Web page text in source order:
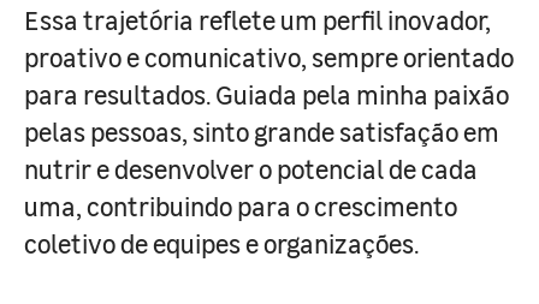
Essa trajetória reflete um perfil inovador,
proativo e comunicativo, sempre orientado
para resultados. Guiada pela minha paixão
pelas pessoas, sinto grande satisfação em
nutrir e desenvolver o potencial de cada
uma, contribuindo para o crescimento
coletivo de equipes e organizações.